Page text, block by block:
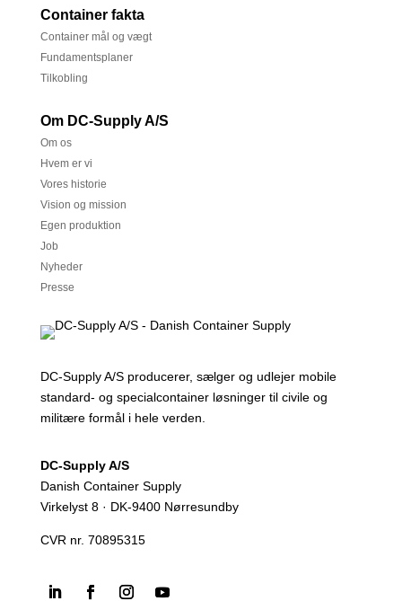
Container fakta
Container mål og vægt
Fundamentsplaner
Tilkobling
Om DC-Supply A/S
Om os
Hvem er vi
Vores historie
Vision og mission
Egen produktion
Job
Nyheder
Presse
DC-Supply A/S producerer, sælger og udlejer mobile
standard- og specialcontainer løsninger til civile og
militære formål i hele verden.
DC-Supply A/S
Danish Container Supply
Virkelyst 8 · DK-9400 Nørresundby
CVR nr. 70895315